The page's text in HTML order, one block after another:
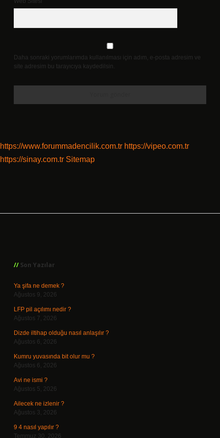
Daha sonraki yorumlarımda kullanılması için adım, e-posta adresim ve
site adresim bu tarayıcıya kaydedilsin.
https://www.forummadencilik.com.tr https://vipeo.com.tr
https://sinay.com.tr Sitemap
Son Yazılar
Ya şifa ne demek ?
Ağustos 9, 2026
LFP pil açılımı nedir ?
Ağustos 7, 2026
Dizde iltihap olduğu nasıl anlaşılır ?
Ağustos 6, 2026
Kumru yuvasında bit olur mu ?
Ağustos 6, 2026
Avi ne ismi ?
Ağustos 5, 2026
Ailecek ne izlenir ?
Ağustos 3, 2026
9 4 nasıl yapılır ?
Temmuz 30, 2026